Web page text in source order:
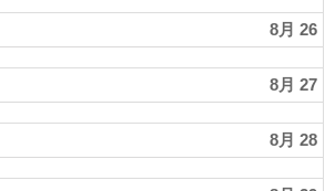
8月 26
8月 27
8月 28